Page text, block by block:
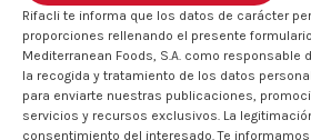
Rifacli te informa que los datos de carácter
proporciones rellenando el presente
Mediterranean Foods, S.A. como responsable
la recogida y tratamiento de los datos
para enviarte nuestras publicaciones,
servicios y recursos exclusivos. La
consentimiento del interesado. Te